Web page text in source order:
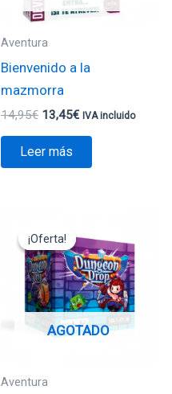
Aventura
Bienvenido a la
mazmorra
14,95€ 13,45€ IVA incluido
Leer más
¡Oferta!
AGOTADO
¡Oferta!
Aventura
original
era:
19,95€.
actual
es:
17,95€.